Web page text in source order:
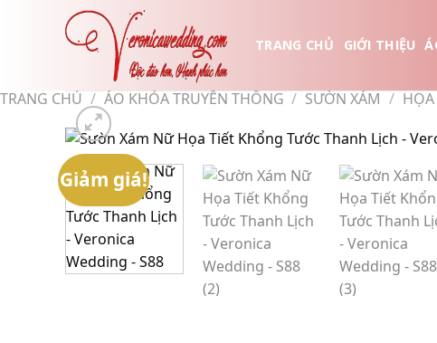
TRANG CHỦ GIỚI THIỆU
TRANG CHỦ / ÁO KHỎA TRUYỀN THỐNG / SƯỜN XÁM /
Giảm giá!